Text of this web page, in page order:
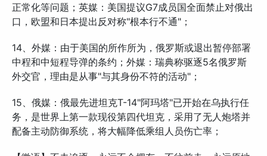
正常化等问题；英媒：美国提议G7成员国全面禁止对俄出
口，欧盟和日本提出反对称"根本行不通"；
14、外媒：由于美国的所作所为，俄罗斯或退出暂停部署
中程和中短程导弹的条约；外媒：瑞典称驱逐5名俄罗斯
外交官，理由是从事"与其身份不符的活动"；
15、俄媒：俄最先进坦克T-14"阿玛塔"已开始在乌执行任
务，是世界上第一款现役第四代坦克，采用了无人炮塔并
配备主动防御系统，将大幅降低乘组人员伤亡率；